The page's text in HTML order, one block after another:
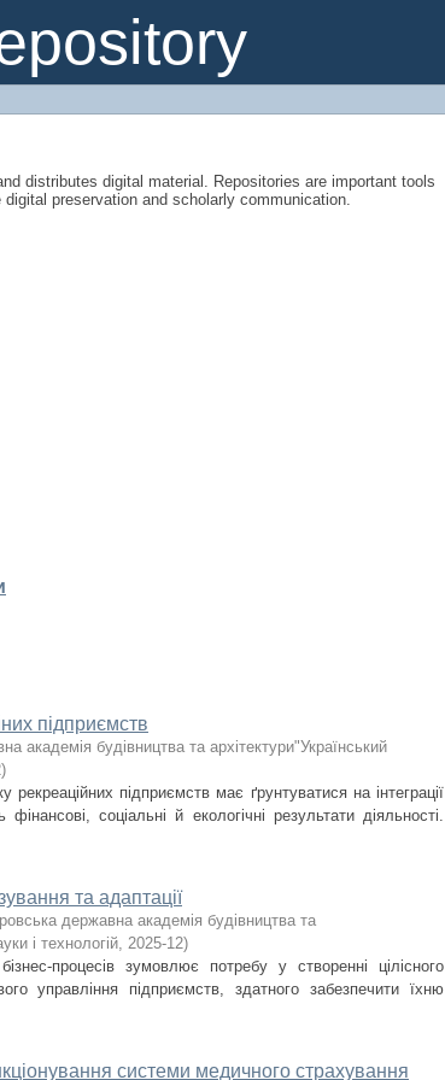
distributes digital material. Repositories are important tools
preservation and scholarly communication.
підприємств
академія будівництва та архітектури"Український
)
підприємств має ґрунтуватися на інтеграції
соціальні й екологічні результати діяльності.
та адаптації
державна академія будівництва та
і технологій, 2025-12)
процесів зумовлює потребу у створенні цілісного
управління підприємств, здатного забезпечити їхню
системи медичного страхування